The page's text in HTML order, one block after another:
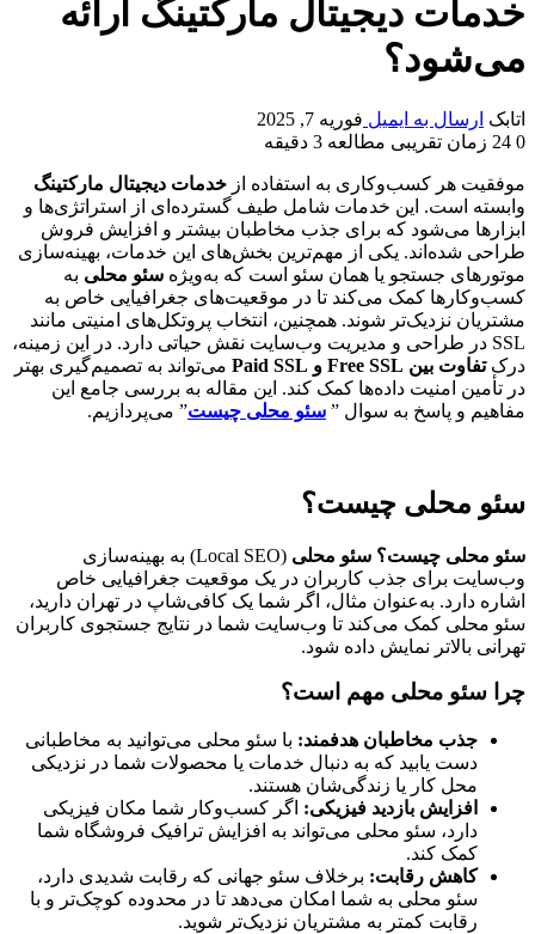
خدمات دیجیتال مارکتینگ ارائه
می‌‌شود؟
اتابک ارسال به ایمیل فوریه 7, 2025
0
زمان تقریبی مطالعه 3 دقیقه
موفقیت هر کسب‌وکاری به استفاده از خدمات دیجیتال مارکتینگ
وابسته است. این خدمات شامل طیف گسترده‌ای از استراتژی‌ها و
ابزارها می‌شود که برای جذب مخاطبان بیشتر و افزایش فروش
طراحی شده‌اند. یکی از مهم‌ترین بخش‌های این خدمات، بهینه‌سازی
موتورهای جستجو یا همان سئو است که به‌ویژه سئو محلی به
کسب‌وکارها کمک می‌کند تا در موقعیت‌های جغرافیایی خاص به
مشتریان نزدیک‌تر شوند. همچنین، انتخاب پروتکل‌های امنیتی مانند
SSL در طراحی و مدیریت وب‌سایت نقش حیاتی دارد. در این زمینه،
درکتفاوت بین Free SSL و Paid SSL می‌تواند به تصمیم‌گیری بهتر
در تأمین امنیت داده‌ها کمک کند. این مقاله به بررسی جامع این
مفاهیم و پاسخ به سوال ” سئو محلی چیست” می‌پردازیم.
سئو محلی چیست؟
سئو محلی چیست؟ سئو محلی
(Local SEO) به بهینه‌سازی
وب‌سایت برای جذب کاربران در یک موقعیت جغرافیایی خاص
اشاره دارد. به‌عنوان مثال، اگر شما یک کافی‌شاپ در تهران دارید،
سئو محلی کمک می‌کند تا وب‌سایت شما در نتایج جستجوی کاربران
تهرانی بالاتر نمایش داده شود.
چرا سئو محلی مهم است؟
جذب مخاطبان هدفمند: با سئو محلی می‌توانید به مخاطبانی
دست یابید که به دنبال خدمات یا محصولات شما در نزدیکی
محل کار یا زندگی‌شان هستند.
افزایش بازدید فیزیکی: اگر کسب‌وکار شما مکان فیزیکی
دارد، سئو محلی می‌تواند به افزایش ترافیک فروشگاه شما
کمک کند.
کاهش رقابت: برخلاف سئو جهانی که رقابت شدیدی دارد،
سئو محلی به شما امکان می‌دهد تا در محدوده کوچک‌تر و با
رقابت کمتر به مشتریان نزدیک‌تر شوید.